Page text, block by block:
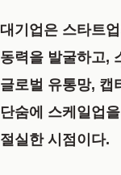
대기업은 스타트
동력을 발굴하고,
글로벌 유통망, 캡
단숨에 스케일업
절실한 시점이다.